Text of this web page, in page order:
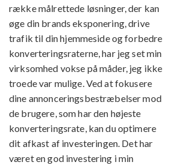
række målrettede løsninger, der kan
øge din brands eksponering, drive
trafik til din hjemmeside og forbedre
konverteringsraterne, har jeg set min
virksomhed vokse på måder, jeg ikke
troede var mulige. Ved at fokusere
dine annonceringsbestræbelser mod
de brugere, som har den højeste
konverteringsrate, kan du optimere
dit afkast af investeringen. Det har
været en god investering i min